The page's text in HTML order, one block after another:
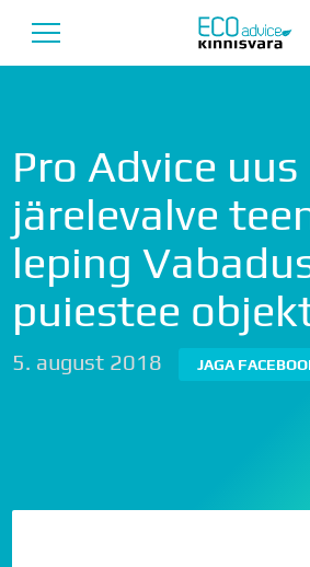
Uusarendused
Tutvustus
Teenused
Uudised
Meeskond
Pro Advice uus
järelevalve
leping
puiestee
5. august 2018 JAGA